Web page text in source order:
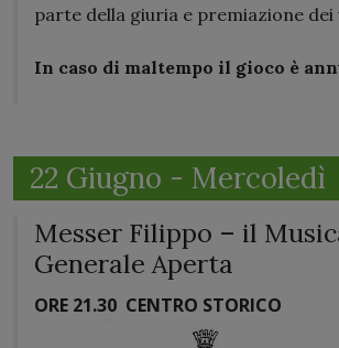
parte della giuria e premiazione
In caso di maltempo il gioco è
22 Giugno - Mercoledì
Messer Filippo – il
Generale Aperta
ORE 21.30 CENTRO STORICO